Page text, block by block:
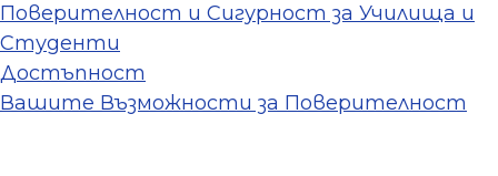
Поверителност и Сигурност за Училища и
Студенти
Достъпност
Вашите Възможности за Поверителност